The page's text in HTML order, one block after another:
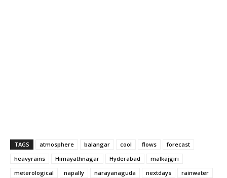
TAGS atmosphere balangar cool flows
forecast
heavyrains
Himayathnagar Hyderabad
malkajgiri
meterological
napally narayanaguda nextdays
rainwater